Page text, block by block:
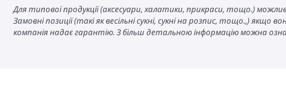
Для типової продукції (аксесуари, халатики, прикраси, тощо.)
Замовні позиції (такі як весільні сукні, сукні на розпис, тощо.,)
компанія надає гарантію. З більш детальною інформацію можна